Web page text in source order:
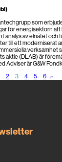
som
för energisektorn att
analys av elnätet och
till ett moderniserat
verksamhet
aktie (DLAB) är
Adviser är G&W
2 3 4 5 6 »